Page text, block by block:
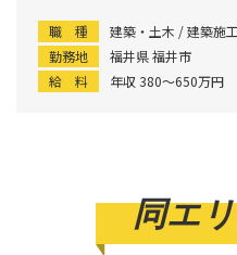
職 種
建築・土木 / 建築施
勤務地
福井県 福井市
給 料
年収 380〜650万円
同エ